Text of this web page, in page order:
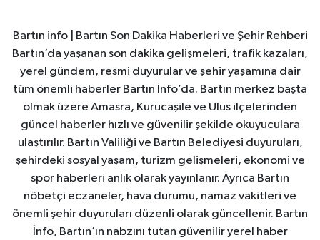
Bartın info | Bartın Son Dakika Haberleri ve Şehir Rehberi
Bartın’da yaşanan son dakika gelişmeleri, trafik kazaları,
yerel gündem, resmi duyurular ve şehir yaşamına dair
tüm önemli haberler Bartın İnfo’da. Bartın merkez başta
olmak üzere Amasra, Kurucaşile ve Ulus ilçelerinden
güncel haberler hızlı ve güvenilir şekilde okuyuculara
ulaştırılır. Bartın Valiliği ve Bartın Belediyesi duyuruları,
şehirdeki sosyal yaşam, turizm gelişmeleri, ekonomi ve
spor haberleri anlık olarak yayınlanır. Ayrıca Bartın
nöbetçi eczaneler, hava durumu, namaz vakitleri ve
önemli şehir duyuruları düzenli olarak güncellenir. Bartın
İnfo, Bartın’ın nabzını tutan güvenilir yerel haber